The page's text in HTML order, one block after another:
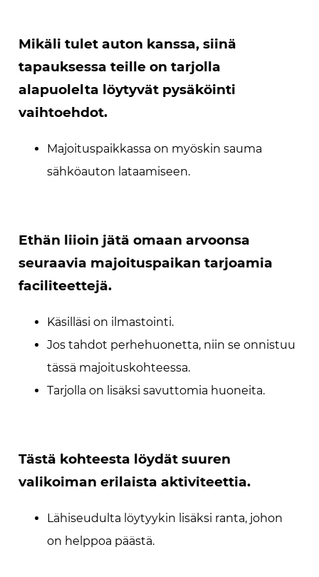
Mikäli tulet auton kanssa, siinä
tapauksessa teille on tarjolla
alapuolelta löytyvät pysäköinti
vaihtoehdot.
Majoituspaikkassa on myöskin sauma
sähköauton lataamiseen.
Ethän liioin jätä omaan arvoonsa
seuraavia majoituspaikan tarjoamia
faciliteettejä.
Käsilläsi on ilmastointi.
Jos tahdot perhehuonetta, niin se onnistuu
tässä majoituskohteessa.
Tarjolla on lisäksi savuttomia huoneita.
Tästä kohteesta löydät suuren
valikoiman erilaista aktiviteettia.
Lähiseudulta löytyykin lisäksi ranta, johon
on helppoa päästä.